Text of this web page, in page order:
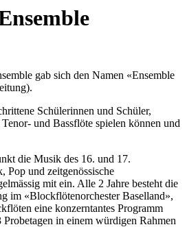
gab sich den Namen «Ensemble
Schülerinnen und Schüler,
und Bassflöte spielen können und
die Musik des 16. und 17.
Pop und zeitgenössische
mit ein. Alle 2 Jahre besteht die
im «Blockflötenorchester Baselland»,
eine konzerntantes Programm
Probetagen in einem würdigen Rahmen